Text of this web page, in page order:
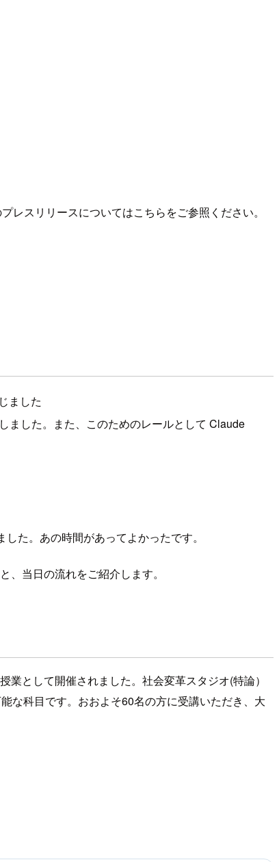
スリリースについてはこちらをご参照ください。
ました
ました。また、このためのレールとして Claude
た。あの時間があってよかったです。
当日の流れをご紹介します。
として開催されました。社会変革スタジオ(特論）
な科目です。おおよそ60名の方に受講いただき、大